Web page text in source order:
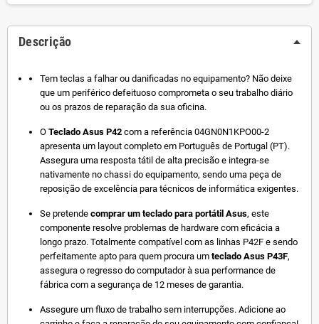
Descrição
Tem teclas a falhar ou danificadas no equipamento? Não deixe
que um periférico defeituoso comprometa o seu trabalho diário
ou os prazos de reparação da sua oficina.
O Teclado Asus P42 com a referência 04GN0N1KPO00-2
apresenta um layout completo em Português de Portugal (PT).
Assegura uma resposta tátil de alta precisão e integra-se
nativamente no chassi do equipamento, sendo uma peça de
reposição de excelência para técnicos de informática exigentes.
Se pretende comprar um teclado para portátil Asus, este
componente resolve problemas de hardware com eficácia a
longo prazo. Totalmente compatível com as linhas P42F e sendo
perfeitamente apto para quem procura um teclado Asus P43F,
assegura o regresso do computador à sua performance de
fábrica com a segurança de 12 meses de garantia.
Assegure um fluxo de trabalho sem interrupções. Adicione ao